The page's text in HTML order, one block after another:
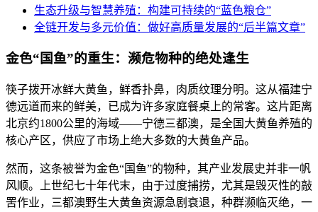
生态升级与智慧养殖：构建可持续的“蓝色粮仓”
全链开发与多元价值：做好高质量发展的“后半篇文章”
金色“国鱼”的重生：濒危物种的绝处逢生
筷子拨开冰鲜大黄鱼，鲜香扑鼻，肉质纹理分明。这从福建宁
德远道而来的鲜美，已成为许多家庭餐桌上的常客。这片距离
北京约1800公里的海域——宁德三都澳，是全国大黄鱼养殖的
核心产区，供应了市场上绝大多数的大黄鱼产品。
然而，这条被誉为金色“国鱼”的物种，其产业发展史并非一帆
风顺。上世纪七十年代末，由于过度捕捞，尤其是毁灭性的敲
罟作业，三都澳野生大黄鱼资源急剧衰退，种群濒临灭绝，一